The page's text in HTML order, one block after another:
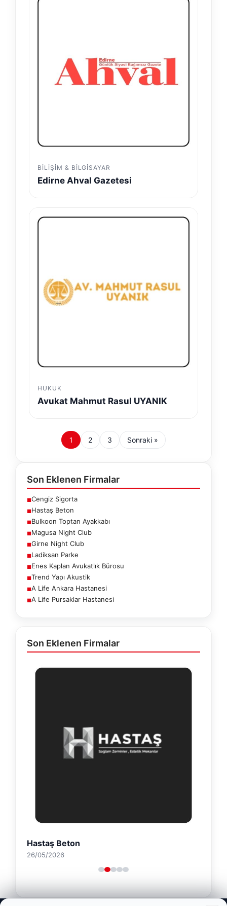
BILIŞIM & BILGISAYAR
Edirne Ahval Gazetesi
HUKUK
Avukat Mahmut Rasul UYANIK
1 2 3 Sonraki »
Son Eklenen Firmalar
■Cengiz Sigorta
■Hastaş Beton
■Bulkoon Toptan Ayakkabı
■Magusa Night Club
■Girne Night Club
■Ladiksan Parke
■Enes Kaplan Avukatlık Bürosu
■Trend Yapı Akustik
■A Life Ankara Hastanesi
■A Life Pursaklar Hastanesi
Son Eklenen Firmalar
Hastaş Beton
26/05/2026